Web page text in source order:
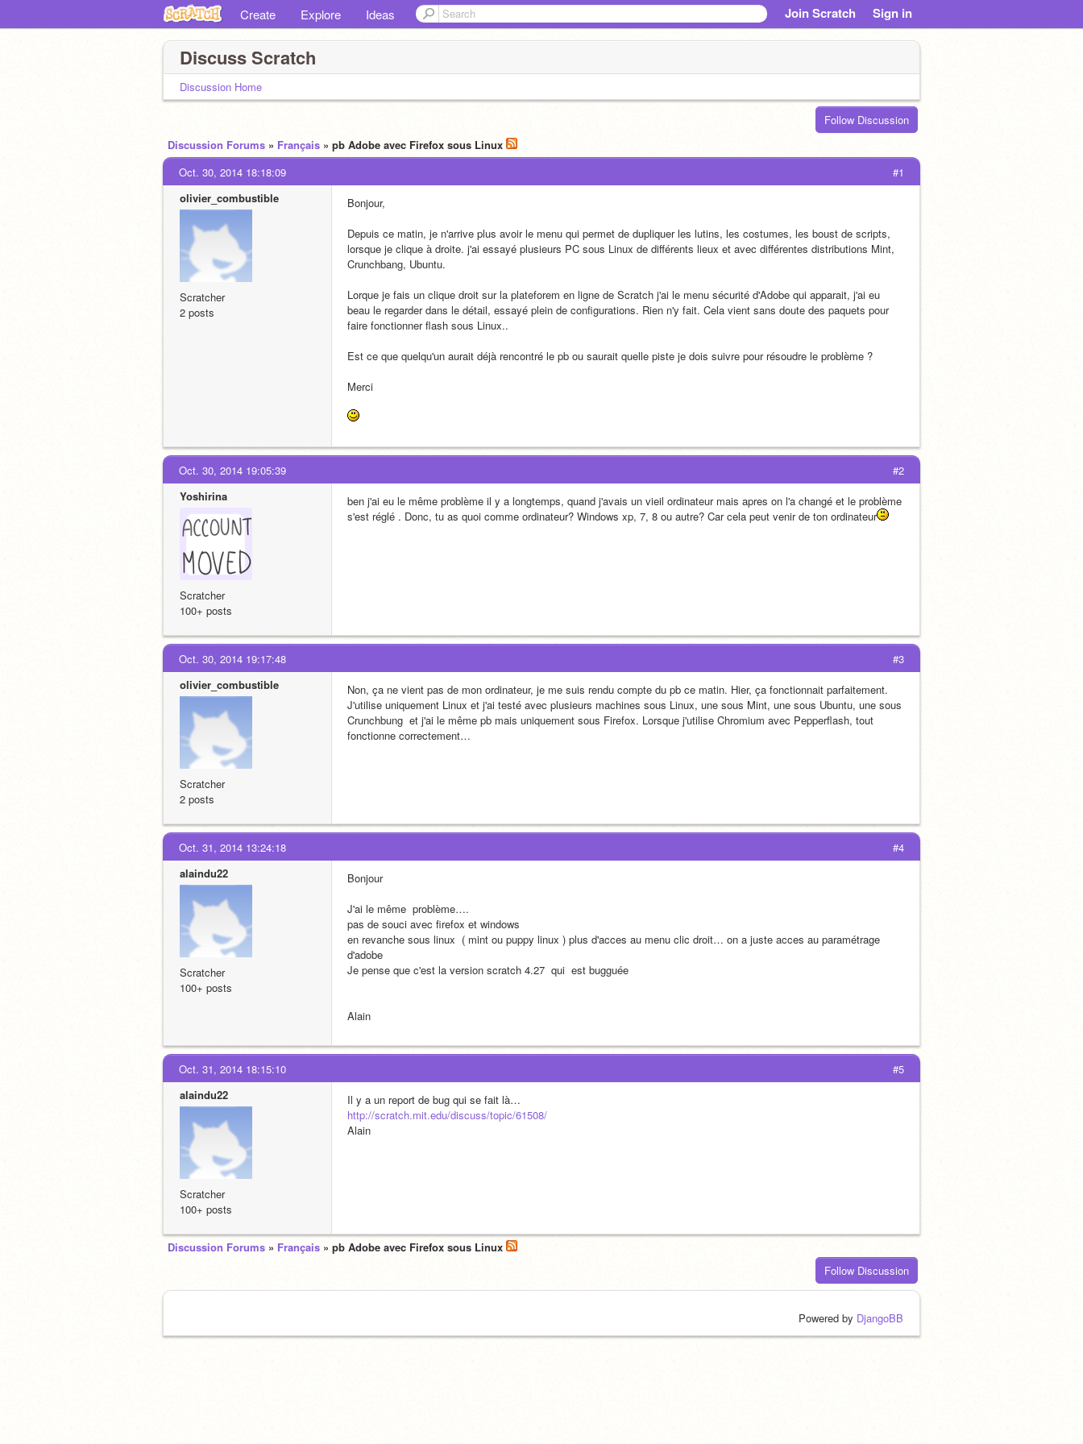
Create Explore Ideas Join Scratch Sign in
Discuss Scratch
Discussion Home
Follow Discussion
Discussion Forums » Français » pb Adobe avec Firefox sous Linux
#1
Oct. 30, 2014 18:18:09
olivier_combustible
Scratcher
2 posts
Bonjour,
Depuis ce matin, je n'arrive plus avoir le menu qui permet de dupliquer les lutins, les costumes, les boust de scripts,
lorsque je clique à droite. j'ai essayé plusieurs PC sous Linux de différents lieux et avec différentes distributions Mint,
Crunchbang, Ubuntu.
Lorque je fais un clique droit sur la plateforem en ligne de Scratch j'ai le menu sécurité d'Adobe qui apparait, j'ai eu
beau le regarder dans le détail, essayé plein de configurations. Rien n'y fait. Cela vient sans doute des paquets pour
faire fonctionner flash sous Linux..
Est ce que quelqu'un aurait déjà rencontré le pb ou saurait quelle piste je dois suivre pour résoudre le problème ?
Merci
#2
Oct. 30, 2014 19:05:39
Yoshirina
Scratcher
100+ posts
ben j'ai eu le même problème il y a longtemps, quand j'avais un vieil ordinateur mais apres on l'a changé et le problème
s'est réglé . Donc, tu as quoi comme ordinateur? Windows xp, 7, 8 ou autre? Car cela peut venir de ton ordinateur
#3
Oct. 30, 2014 19:17:48
olivier_combustible
Scratcher
2 posts
Non, ça ne vient pas de mon ordinateur, je me suis rendu compte du pb ce matin. Hier, ça fonctionnait parfaitement.
J'utilise uniquement Linux et j'ai testé avec plusieurs machines sous Linux, une sous Mint, une sous Ubuntu, une sous
Crunchbung  et j'ai le même pb mais uniquement sous Firefox. Lorsque j'utilise Chromium avec Pepperflash, tout
fonctionne correctement…
#4
Oct. 31, 2014 13:24:18
alaindu22
Scratcher
100+ posts
Bonjour
J'ai le même  problème….
pas de souci avec firefox et windows
en revanche sous linux  ( mint ou puppy linux ) plus d'acces au menu clic droit… on a juste acces au paramétrage
d'adobe
Je pense que c'est la version scratch 4.27  qui  est bugguée
Alain
#5
Oct. 31, 2014 18:15:10
alaindu22
Scratcher
100+ posts
Il y a un report de bug qui se fait là…
http://scratch.mit.edu/discuss/topic/61508/
Alain
Discussion Forums » Français » pb Adobe avec Firefox sous Linux
Follow Discussion
Powered by DjangoBB